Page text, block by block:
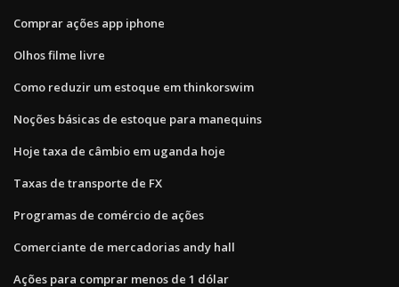
Comprar ações app iphone
Olhos filme livre
Como reduzir um estoque em thinkorswim
Noções básicas de estoque para manequins
Hoje taxa de câmbio em uganda hoje
Taxas de transporte de FX
Programas de comércio de ações
Comerciante de mercadorias andy hall
Ações para comprar menos de 1 dólar